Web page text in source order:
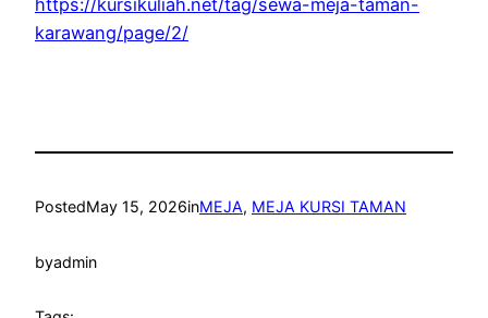
karawang/page/2/
PostedMay 15, 2026inMEJA, MEJA KURSI TAMAN
byadmin